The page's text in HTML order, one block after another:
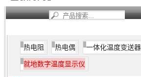
热电阻 热电偶 一体化温度变送器
就地数字温度显示仪
就地数字温度显示仪
采用芯片组装精度
≤0.5%， 内电源、微功耗、不锈钢外壳，
致；进口高精度、低温漂、超低功耗集成
示器，内置高能量电池连续工作≥3年无